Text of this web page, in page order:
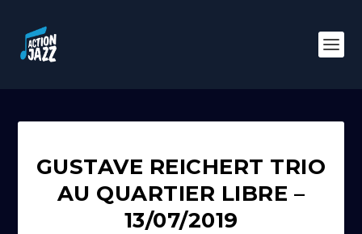
GUSTAVE REICHERT TRIO
AU QUARTIER LIBRE –
13/07/2019